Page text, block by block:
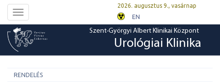
Toggle
navigation
2026. augusztus 9., vasárnap
EN
Szent-Györgyi Albert Klinikai Központ
Urológiai Klinika
RENDELÉS